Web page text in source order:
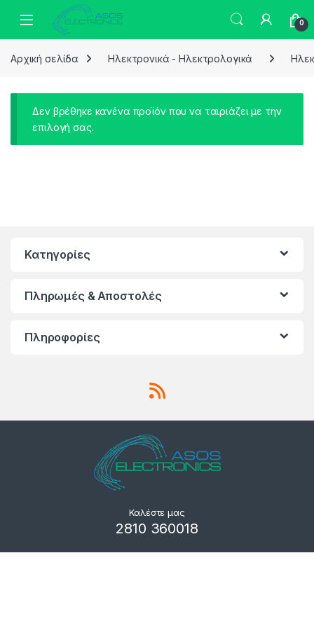
Skip to navigation
Skip to content
0
Αρχική σελίδα Ηλεκτρονικά - Ηλεκτρολογικά
Δεν βρέθηκε κανένα προϊόν που να ταιριάζει με την
επιλογή σας.
Κατηγορίες
Πληρωμές & Αποστολές
Πληροφορίες
Καλέστε μας
2810 360018